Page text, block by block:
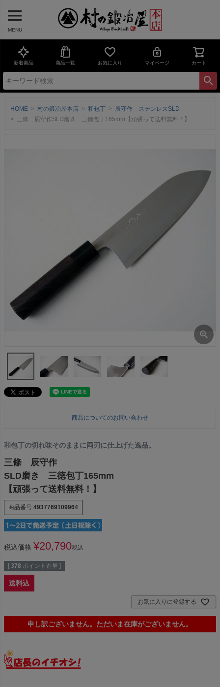
MENU
新着商品 商品一覧 お気に入り マイページ カート
HOME 村の鍛冶屋本店 和包丁
辰守作 ステンレスSLD
三條 辰守作SLD磨き 三徳包丁165mm【頑張って送料無料！】
商品についてのお問い合わせ
和包丁の切れ味そのままに両刃に仕上げた逸品。
三條 辰守作
SLD磨き 三徳包丁165mm
【頑張って送料無料！】
商品番号 4937769109964
税込価格 ¥20,790税込
[ 378 ポイント進呈 ]
送料込
お気に入りに登録する
申し訳ございません。ただいま在庫がございません。